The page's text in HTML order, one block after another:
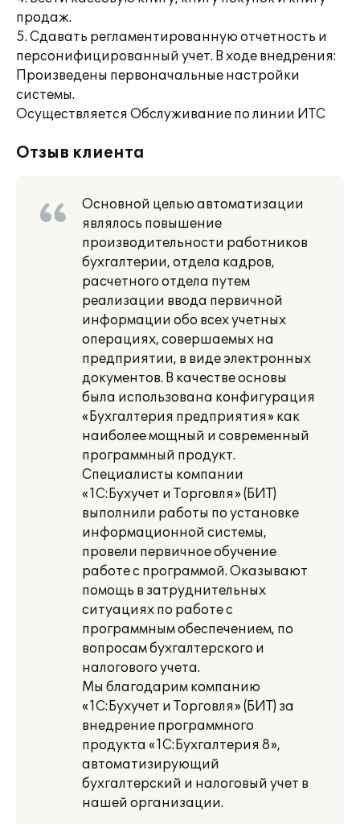
продаж.
5. Сдавать регламентированную отчетность и
персонифицированный учет. В ходе внедрения:
Произведены первоначальные настройки
системы.
Осуществляется Обслуживание по линии ИТС
Отзыв клиента
Основной целью автоматизации
являлось повышение
производительности работников
бухгалтерии, отдела кадров,
расчетного отдела путем
реализации ввода первичной
информации обо всех учетных
операциях, совершаемых на
предприятии, в виде электронных
документов. В качестве основы
была использована конфигурация
«Бухгалтерия предприятия» как
наиболее мощный и современный
программный продукт.
Специалисты компании
«1С:Бухучет и Торговля» (БИТ)
выполнили работы по установке
информационной системы,
провели первичное обучение
работе с программой. Оказывают
помощь в затруднительных
ситуациях по работе с
программным обеспечением, по
вопросам бухгалтерского и
налогового учета.
Мы благодарим компанию
«1С:Бухучет и Торговля» (БИТ) за
внедрение программного
продукта «1С:Бухгалтерия 8»,
автоматизирующий
бухгалтерский и налоговый учет в
нашей организации.